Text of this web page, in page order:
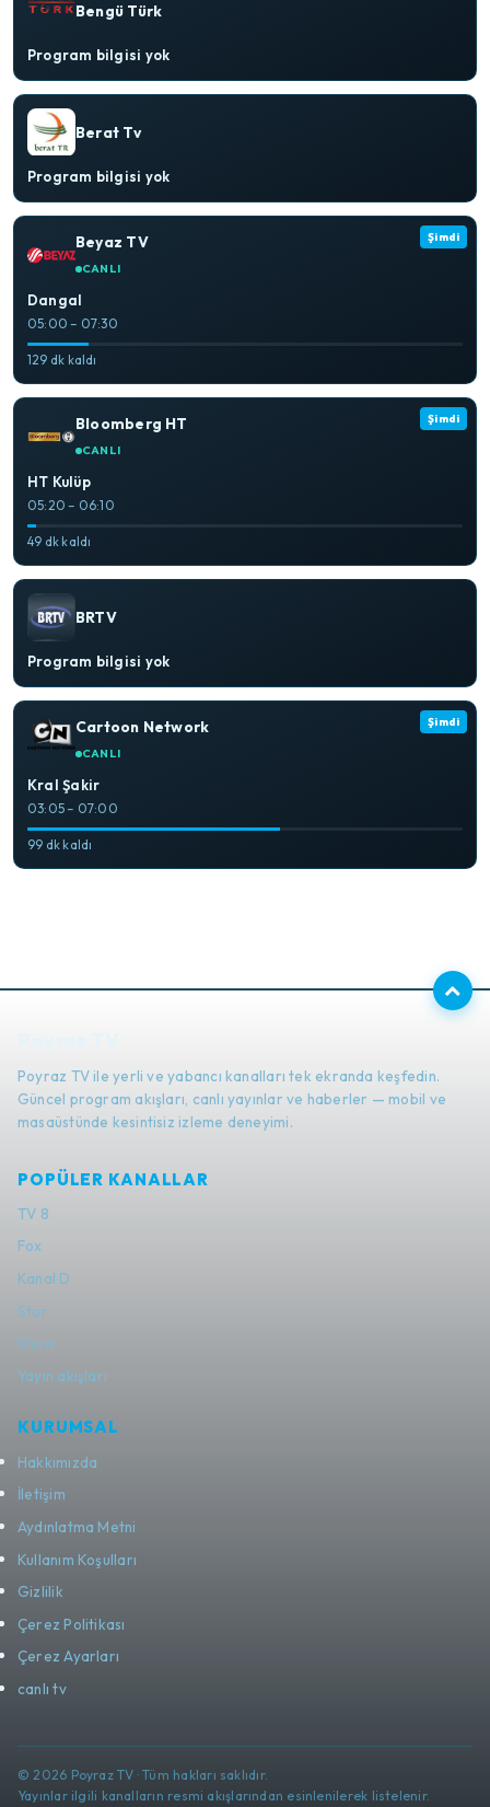
Bengü Türk
Program bilgisi yok
Berat Tv
Program bilgisi yok
Şimdi
Beyaz TV
CANLI
Dangal
05:00 – 07:30
129 dk kaldı
Şimdi
Bloomberg HT
CANLI
HT Kulüp
05:20 – 06:10
49 dk kaldı
BRTV
Program bilgisi yok
Şimdi
Cartoon Network
CANLI
Kral Şakir
03:05 – 07:00
99 dk kaldı
Poyraz TV ile yerli ve yabancı kanalları tek ekranda keşfedin.
Güncel program akışları, canlı yayınlar ve haberler — mobil ve
masaüstünde kesintisiz izleme deneyimi.
POPÜLER KANALLAR
TV 8
Fox
Kanal D
Star
Show
Yayın akışları
KURUMSAL
Hakkımızda
İletişim
Aydınlatma Metni
Kullanım Koşulları
Gizlilik
Çerez Politikası
Çerez Ayarları
canlı tv
© 2026 Poyraz TV · Tüm hakları saklıdır.
Yayınlar ilgili kanalların resmi akışlarından esinlenilerek listelenir.